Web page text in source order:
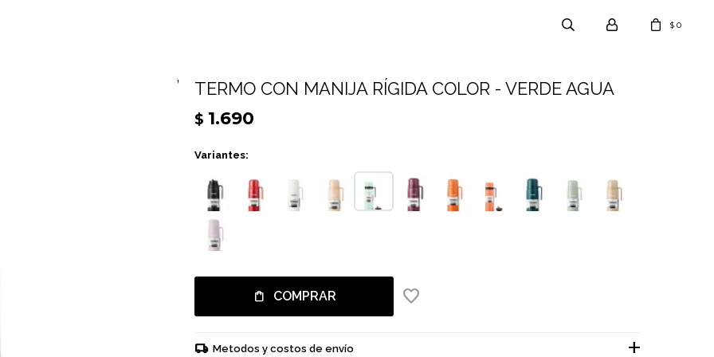
$ 0
TERMO CON MANIJA RÍGIDA COLOR - VERDE AGUA
$ 1.690
Variantes:
COMPRAR
Metodos y costos de envío